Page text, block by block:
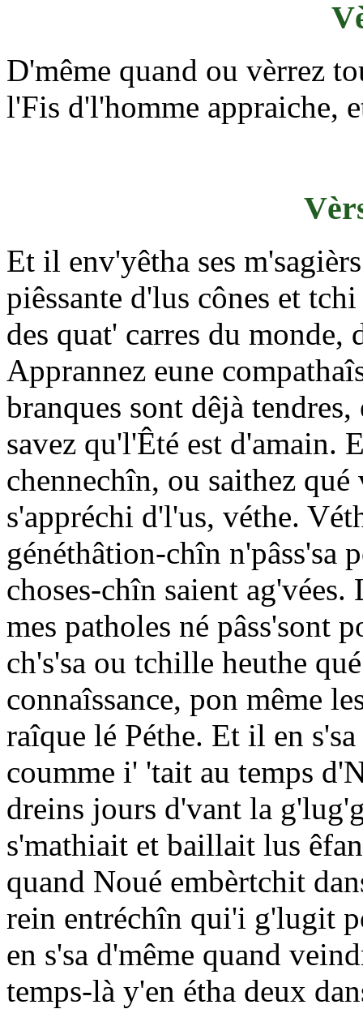
D'même quand ou vèrrez
l'Fis d'l'homme appraiche,
Et il env'yêtha ses
piêssante d'lus cônes et
des quat' carres du
Apprannez eune
branques sont dêjà
savez qu'l'Êté est d'amain.
chennechîn, ou saithez
s'appréchi d'l'us, véthe.
généthâtion-chîn n'pâss'sa
choses-chîn saient
mes patholes né pâss'sont
ch's'sa ou tchille heuthe
connaîssance, pon même
raîque lé Péthe. Et il en
coumme i' 'tait au temps
dreins jours d'vant la
s'mathiait et baillait lus
quand Noué embèrtchit
rein entréchîn qui'i g'lugit
en s'sa d'même quand
temps-là y'en étha deux